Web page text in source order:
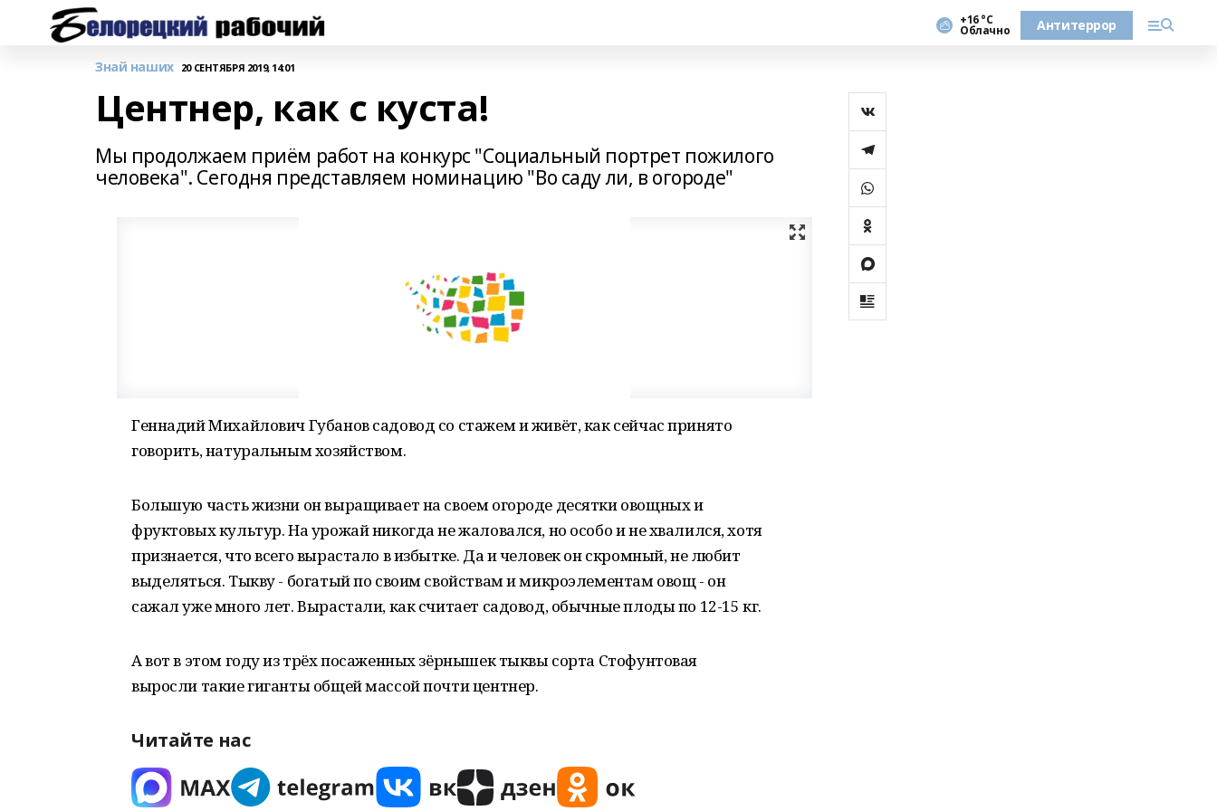
+16 °С
Облачно Антитеррор
Знай наших 20 СЕНТЯБРЯ 2019, 14:01
Центнер, как с куста!
Мы продолжаем приём работ на конкурс "Социальный портрет пожилого
человека". Сегодня представляем номинацию "Во саду ли, в огороде"
Геннадий Михайлович Губанов садовод со стажем и живёт, как сейчас принято
говорить, натуральным хозяйством.
Большую часть жизни он выращивает на своем огороде десятки овощных и
фруктовых культур. На урожай никогда не жаловался, но особо и не хвалился, хотя
признается, что всего вырастало в избытке. Да и человек он скромный, не любит
выделяться. Тыкву - богатый по своим свойствам и микроэлементам овощ - он
сажал уже много лет. Вырастали, как считает садовод, обычные плоды по 12-15 кг.
А вот в этом году из трёх посаженных зёрнышек тыквы сорта Стофунтовая
выросли такие гиганты общей массой почти центнер.
Читайте нас